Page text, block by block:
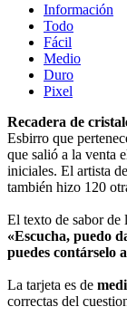
Información
Todo
Fácil
Medio
Duro
Pixel
Recadera de
Esbirro que
que salió a la venta
iniciales. El artista
también hizo 120
El texto de sabor de
«Escucha, puedo
puedes contárselo
La tarjeta es de
correctas del